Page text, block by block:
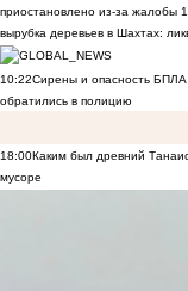
приостановлено из-за жалобы
вырубка деревьев в Шахтах:
10:22Сирены и опасность БПЛА
обратились в полицию
18:00Каким был древний
мусоре